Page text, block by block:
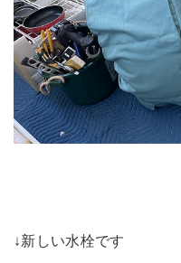
↓新しい水栓です